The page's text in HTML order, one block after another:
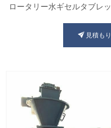
ロータリー水ギセルタブレ
見積も